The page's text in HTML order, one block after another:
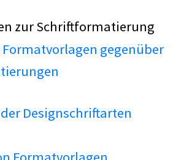
zur Schriftformatierung
gegenüber
Designschriftarten